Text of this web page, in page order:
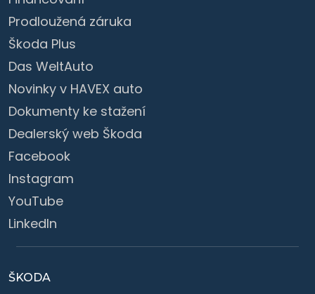
Prodloužená záruka
Škoda Plus
Das WeltAuto
Novinky v HAVEX auto
Dokumenty ke stažení
Dealerský web Škoda
Facebook
Instagram
YouTube
LinkedIn
ŠKODA